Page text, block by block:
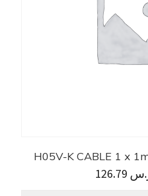
H05V-K CABLE 1 x